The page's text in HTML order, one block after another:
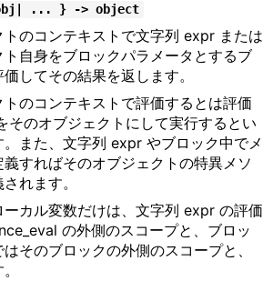
... } -> object
トのコンテキストで文字列 expr または
ト自身をブロックパラメータとするブ
してその結果を返します。
トのコンテキストで評価するとは評価
そのオブジェクトにして実行するとい
。また、文字列 expr やブロック中でメ
義すればそのオブジェクトの特異メソ
れます。
ーカル変数だけは、文字列 expr の評価
の外側のスコープと、ブロッ
そのブロックの外側のスコープと、